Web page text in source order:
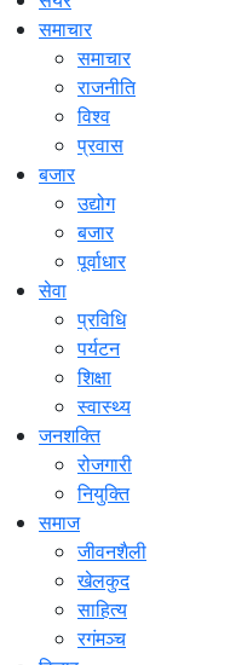
समाचार
समाचार
राजनीति
विश्व
प्रवास
बजार
उद्योग
बजार
पूर्वाधार
सेवा
प्रविधि
पर्यटन
शिक्षा
स्वास्थ्य
जनशक्ति
रोजगारी
नियुक्ति
समाज
जीवनशैली
खेलकुद
साहित्य
रगंमञ्च